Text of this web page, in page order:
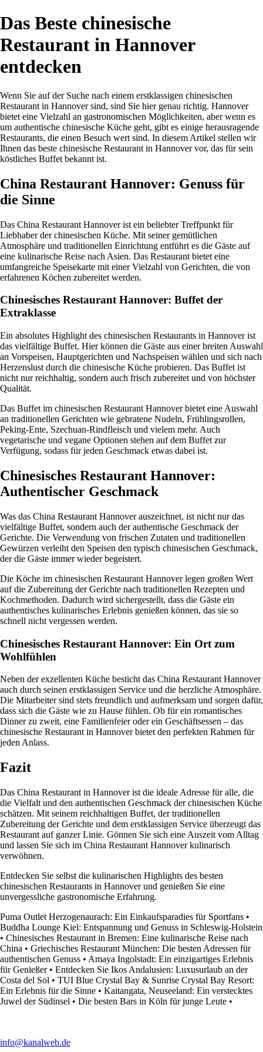
Das Beste chinesische
Restaurant in Hannover
entdecken
Wenn Sie auf der Suche nach einem erstklassigen chinesischen
Restaurant in Hannover sind, sind Sie hier genau richtig. Hannover
bietet eine Vielzahl an gastronomischen Möglichkeiten, aber wenn es
um authentische chinesische Küche geht, gibt es einige herausragende
Restaurants, die einen Besuch wert sind. In diesem Artikel stellen wir
Ihnen das beste chinesische Restaurant in Hannover vor, das für sein
köstliches Buffet bekannt ist.
China Restaurant Hannover: Genuss für
die Sinne
Das China Restaurant Hannover ist ein beliebter Treffpunkt für
Liebhaber der chinesischen Küche. Mit seiner gemütlichen
Atmosphäre und traditionellen Einrichtung entführt es die Gäste auf
eine kulinarische Reise nach Asien. Das Restaurant bietet eine
umfangreiche Speisekarte mit einer Vielzahl von Gerichten, die von
erfahrenen Köchen zubereitet werden.
Chinesisches Restaurant Hannover: Buffet der
Extraklasse
Ein absolutes Highlight des chinesischen Restaurants in Hannover ist
das vielfältige Buffet. Hier können die Gäste aus einer breiten Auswahl
an Vorspeisen, Hauptgerichten und Nachspeisen wählen und sich nach
Herzenslust durch die chinesische Küche probieren. Das Buffet ist
nicht nur reichhaltig, sondern auch frisch zubereitet und von höchster
Qualität.
Das Buffet im chinesischen Restaurant Hannover bietet eine Auswahl
an traditionellen Gerichten wie gebratene Nudeln, Frühlingsrollen,
Peking-Ente, Szechuan-Rindfleisch und vielem mehr. Auch
vegetarische und vegane Optionen stehen auf dem Buffet zur
Verfügung, sodass für jeden Geschmack etwas dabei ist.
Chinesisches Restaurant Hannover:
Authentischer Geschmack
Was das China Restaurant Hannover auszeichnet, ist nicht nur das
vielfältige Buffet, sondern auch der authentische Geschmack der
Gerichte. Die Verwendung von frischen Zutaten und traditionellen
Gewürzen verleiht den Speisen den typisch chinesischen Geschmack,
der die Gäste immer wieder begeistert.
Die Köche im chinesischen Restaurant Hannover legen großen Wert
auf die Zubereitung der Gerichte nach traditionellen Rezepten und
Kochmethoden. Dadurch wird sichergestellt, dass die Gäste ein
authentisches kulinarisches Erlebnis genießen können, das sie so
schnell nicht vergessen werden.
Chinesisches Restaurant Hannover: Ein Ort zum
Wohlfühlen
Neben der exzellenten Küche besticht das China Restaurant Hannover
auch durch seinen erstklassigen Service und die herzliche Atmosphäre.
Die Mitarbeiter sind stets freundlich und aufmerksam und sorgen dafür,
dass sich die Gäste wie zu Hause fühlen. Ob für ein romantisches
Dinner zu zweit, eine Familienfeier oder ein Geschäftsessen – das
chinesische Restaurant in Hannover bietet den perfekten Rahmen für
jeden Anlass.
Fazit
Das China Restaurant in Hannover ist die ideale Adresse für alle, die
die Vielfalt und den authentischen Geschmack der chinesischen Küche
schätzen. Mit seinem reichhaltigen Buffet, der traditionellen
Zubereitung der Gerichte und dem erstklassigen Service überzeugt das
Restaurant auf ganzer Linie. Gönnen Sie sich eine Auszeit vom Alltag
und lassen Sie sich im China Restaurant Hannover kulinarisch
verwöhnen.
Entdecken Sie selbst die kulinarischen Highlights des besten
chinesischen Restaurants in Hannover und genießen Sie eine
unvergessliche gastronomische Erfahrung.
Puma Outlet Herzogenaurach: Ein Einkaufsparadies für Sportfans •
Buddha Lounge Kiel: Entspannung und Genuss in Schleswig-Holstein
• Chinesisches Restaurant in Bremen: Eine kulinarische Reise nach
China • Griechisches Restaurant München: Die besten Adressen für
authentischen Genuss • Amaya Ingolstadt: Ein einzigartiges Erlebnis
für Genießer• Entdecken Sie Ikos Andalusien: Luxusurlaub an der
Costa del Sol • TUI Blue Crystal Bay & Sunrise Crystal Bay Resort:
Ein Erlebnis für die Sinne • Kaitangata, Neuseeland: Ein verstecktes
Juwel der Südinsel • Die besten Bars in Köln für junge Leute •
info@kanalweb.de